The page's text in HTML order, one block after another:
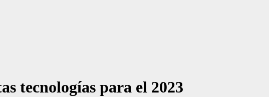
tecnologías para el 2023